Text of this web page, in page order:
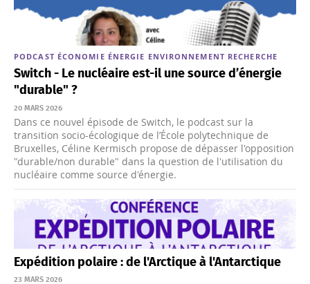
PODCAST ÉCONOMIE ÉNERGIE ENVIRONNEMENT RECHERCHE
Switch - Le nucléaire est-il une source d’énergie
"durable" ?
20 MARS 2026
Dans ce nouvel épisode de Switch, le podcast sur la
transition socio-écologique de l’École polytechnique de
Bruxelles, Céline Kermisch propose de dépasser l'opposition
"durable/non durable" dans la question de l'utilisation du
nucléaire comme source d'énergie.
Expédition polaire : de l'Arctique à l'Antarctique
23 MARS 2026